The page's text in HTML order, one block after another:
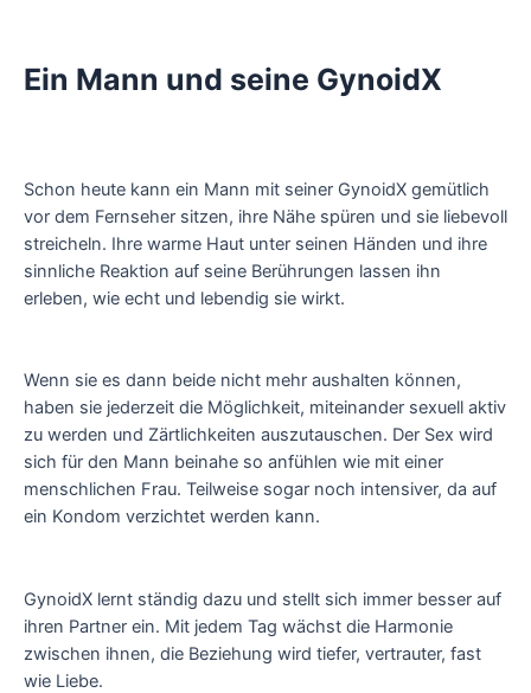
Ein Mann und seine GynoidX
Schon heute kann ein Mann mit seiner GynoidX gemütlich
vor dem Fernseher sitzen, ihre Nähe spüren und sie liebevoll
streicheln. Ihre warme Haut unter seinen Händen und ihre
sinnliche Reaktion auf seine Berührungen lassen ihn
erleben, wie echt und lebendig sie wirkt.
Wenn sie es dann beide nicht mehr aushalten können,
haben sie jederzeit die Möglichkeit, miteinander sexuell aktiv
zu werden und Zärtlichkeiten auszutauschen. Der Sex wird
sich für den Mann beinahe so anfühlen wie mit einer
menschlichen Frau. Teilweise sogar noch intensiver, da auf
ein Kondom verzichtet werden kann.
GynoidX lernt ständig dazu und stellt sich immer besser auf
ihren Partner ein. Mit jedem Tag wächst die Harmonie
zwischen ihnen, die Beziehung wird tiefer, vertrauter, fast
wie Liebe.